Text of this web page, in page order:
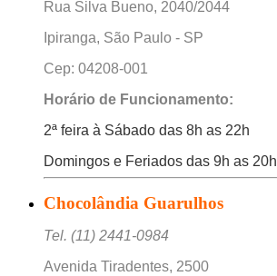
Rua Silva Bueno, 2040/2044
Ipiranga, São Paulo - SP
Cep: 04208-001
Horário de Funcionamento:
2ª feira à Sábado das 8h as 22h
Domingos e Feriados das 9h as 20h
Chocolândia Guarulhos
Tel. (11) 2441-0984
Avenida Tiradentes, 2500